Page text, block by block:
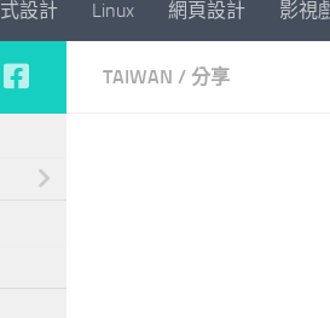
設計 Linux 網頁設計 影視
TAIWAN / 分享